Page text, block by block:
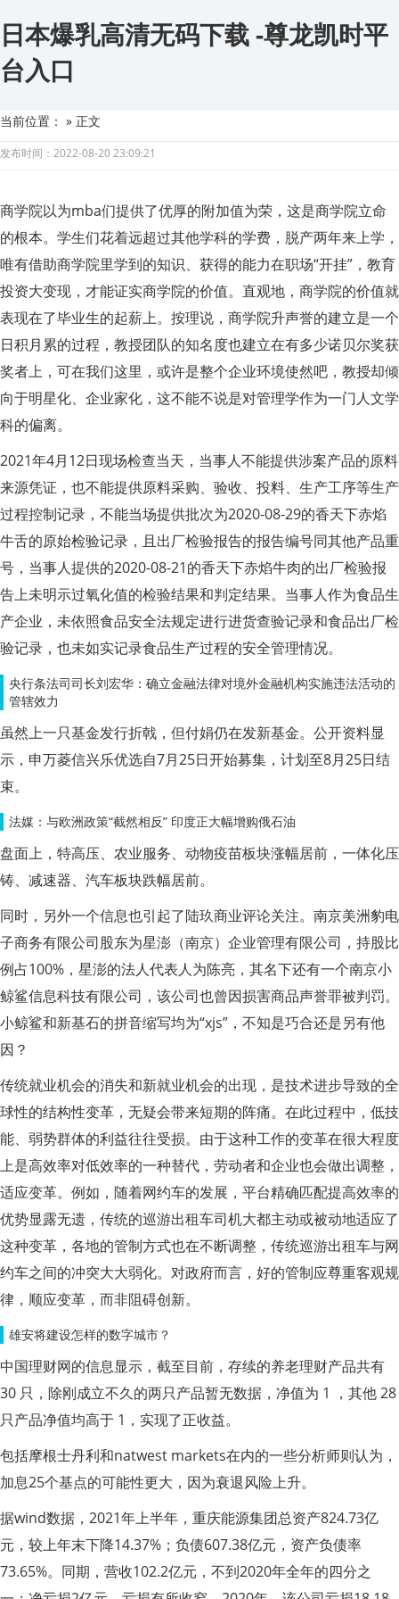
日本爆乳高清无码下载 -尊龙凯时平
台入口
当前位置： » 正文
发布时间：2022-08-20 23:09:21
商学院以为mba们提供了优厚的附加值为荣，这是商学院立命
的根本。学生们花着远超过其他学科的学费，脱产两年来上学，
唯有借助商学院里学到的知识、获得的能力在职场“开挂”，教育
投资大变现，才能证实商学院的价值。直观地，商学院的价值就
表现在了毕业生的起薪上。按理说，商学院升声誉的建立是一个
日积月累的过程，教授团队的知名度也建立在有多少诺贝尔奖获
奖者上，可在我们这里，或许是整个企业环境使然吧，教授却倾
向于明星化、企业家化，这不能不说是对管理学作为一门人文学
科的偏离。
2021年4月12日现场检查当天，当事人不能提供涉案产品的原料
来源凭证，也不能提供原料采购、验收、投料、生产工序等生产
过程控制记录，不能当场提供批次为2020-08-29的香天下赤焰
牛舌的原始检验记录，且出厂检验报告的报告编号同其他产品重
号，当事人提供的2020-08-21的香天下赤焰牛肉的出厂检验报
告上未明示过氧化值的检验结果和判定结果。当事人作为食品生
产企业，未依照食品安全法规定进行进货查验记录和食品出厂检
验记录，也未如实记录食品生产过程的安全管理情况。
央行条法司司长刘宏华：确立金融法律对境外金融机构实施违法活动的
管辖效力
虽然上一只基金发行折戟，但付娟仍在发新基金。公开资料显
示，申万菱信兴乐优选自7月25日开始募集，计划至8月25日结
束。
法媒：与欧洲政策“截然相反” 印度正大幅增购俄石油
盘面上，特高压、农业服务、动物疫苗板块涨幅居前，一体化压
铸、减速器、汽车板块跌幅居前。
同时，另外一个信息也引起了陆玖商业评论关注。南京美洲豹电
子商务有限公司股东为星澎（南京）企业管理有限公司，持股比
例占100%，星澎的法人代表人为陈亮，其名下还有一个南京小
鲸鲨信息科技有限公司，该公司也曾因损害商品声誉罪被判罚。
小鲸鲨和新基石的拼音缩写均为“xjs”，不知是巧合还是另有他
因？
传统就业机会的消失和新就业机会的出现，是技术进步导致的全
球性的结构性变革，无疑会带来短期的阵痛。在此过程中，低技
能、弱势群体的利益往往受损。由于这种工作的变革在很大程度
上是高效率对低效率的一种替代，劳动者和企业也会做出调整，
适应变革。例如，随着网约车的发展，平台精确匹配提高效率的
优势显露无遗，传统的巡游出租车司机大都主动或被动地适应了
这种变革，各地的管制方式也在不断调整，传统巡游出租车与网
约车之间的冲突大大弱化。对政府而言，好的管制应尊重客观规
律，顺应变革，而非阻碍创新。
雄安将建设怎样的数字城市？
中国理财网的信息显示，截至目前，存续的养老理财产品共有
30 只，除刚成立不久的两只产品暂无数据，净值为 1 ，其他 28
只产品净值均高于 1，实现了正收益。
包括摩根士丹利和natwest markets在内的一些分析师则认为，
加息25个基点的可能性更大，因为衰退风险上升。
据wind数据，2021年上半年，重庆能源集团总资产824.73亿
元，较上年末下降14.37%；负债607.38亿元，资产负债率
73.65%。同期，营收102.2亿元，不到2020年全年的四分之